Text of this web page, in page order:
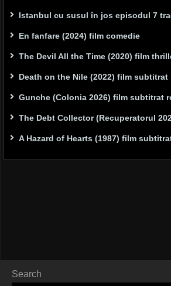
Istanbul cu susul în jos episodul 7
En fanfare (2024) film comedie
The Devil All the Time (2020) film
Death on the Nile (2022) film subtitrat
Gunche (Colonia 2026) film subtitrat
The Debt Collector (Recuperatorul
A Hazard of Hearts (1987) film
Search